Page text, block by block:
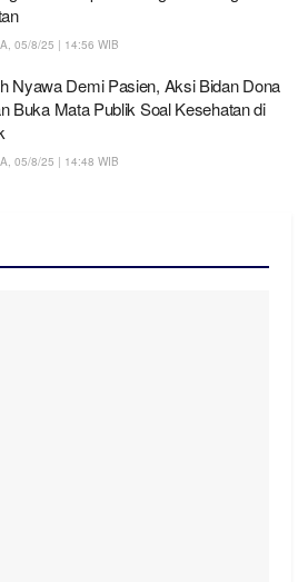
05/8/25 | 14:56 WIB
Nyawa Demi Pasien, Aksi Bidan Dona
Buka Mata Publik Soal Kesehatan di
05/8/25 | 14:48 WIB